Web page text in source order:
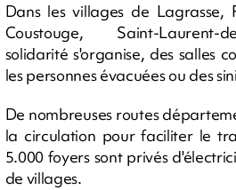
Dans les villages de Lagrasse,
Coustouge, Saint-Laurent-
solidarité s'organise, des salles
les personnes évacuées ou des
De nombreuses routes
la circulation pour faciliter le
5.000 foyers sont privés
de villages.